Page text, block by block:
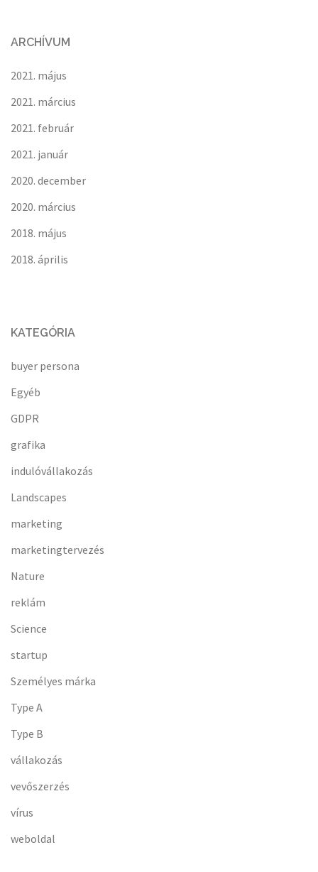
ARCHÍVUM
2021. május
2021. március
2021. február
2021. január
2020. december
2020. március
2018. május
2018. április
KATEGÓRIA
buyer persona
Egyéb
GDPR
grafika
indulóvállakozás
Landscapes
marketing
marketingtervezés
Nature
reklám
Science
startup
Személyes márka
Type A
Type B
vállakozás
vevőszerzés
vírus
weboldal